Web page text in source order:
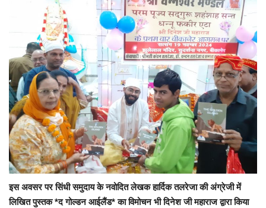
इस अवसर पर सिंधी समुदाय के नवोदित लेखक हार्दिक तलरेजा की अंग्रेजी में
लिखित पुस्तक *द गोल्डन आईलैंड* का विमोचन भी दिनेश जी महाराज द्वारा किया